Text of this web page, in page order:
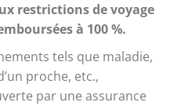
restrictions de voyage
à 100 %.
tels que maladie,
proche, etc.,
par une assurance